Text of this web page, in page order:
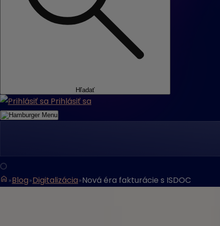
Hľadať
Prihlásiť sa
Menu
Blog Digitalizácia Nová éra fakturácie s ISDOC